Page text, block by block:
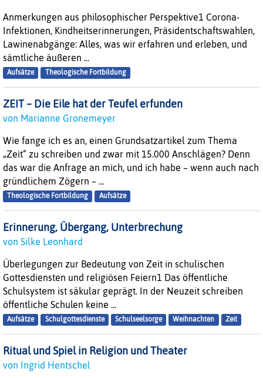
Anmerkungen aus philosophischer Perspektive1 Corona-
Infektionen, Kindheitserinnerungen, Präsidentschaftswahlen,
Lawinenabgänge: Alles, was wir erfahren und erleben, und
sämtliche äußeren ...
Aufsätze Theologische Fortbildung
ZEIT – Die Eile hat der Teufel erfunden
von Marianne Gronemeyer
Wie fange ich es an, einen Grundsatzartikel zum Thema
„Zeit“ zu schreiben und zwar mit 15.000 Anschlägen? Denn
das war die Anfrage an mich, und ich habe – wenn auch nach
gründlichem Zögern – ...
Theologische Fortbildung Aufsätze
Erinnerung, Übergang, Unterbrechung
von Silke Leonhard
Überlegungen zur Bedeutung von Zeit in schulischen
Gottesdiensten und religiösen Feiern1 Das öffentliche
Schulsystem ist säkular geprägt. In der Neuzeit schreiben
öffentliche Schulen keine ...
Aufsätze Schulgottesdienste Schulseelsorge Weihnachten Zeit
Ritual und Spiel in Religion und Theater
von Ingrid Hentschel